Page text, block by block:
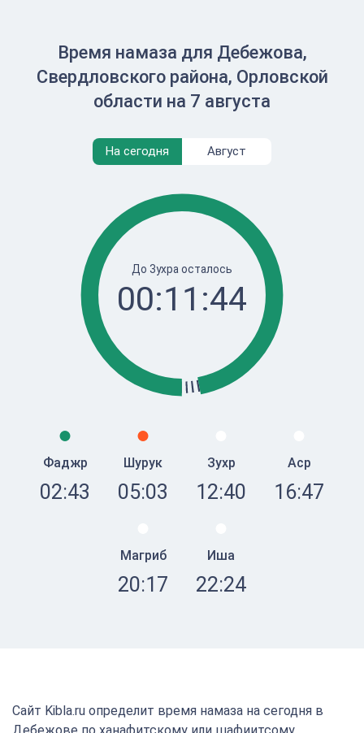
Время намаза для Дебежова,
Свердловского района, Орловской
области на 7 августа
На сегодня Август
До Зухра осталось
00:11:44
Фаджр
02:43
Шурук
05:03
Зухр
12:40
Аср
16:47
Магриб
20:17
Иша
22:24
Сайт Kibla.ru определит время намаза на сегодня в